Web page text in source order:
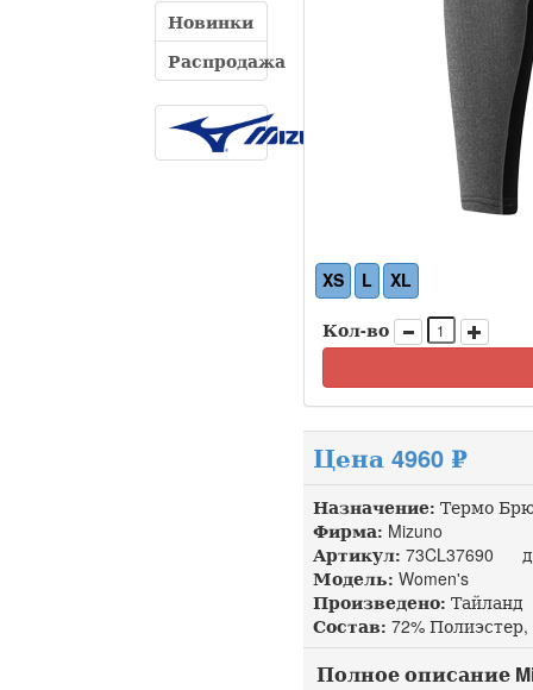
Новинки
Распродажа
XS L XL
Кол-во
Цена 4960 ₽
Назначение: Термо
Фирма: Mizuno
Артикул: 73CL37690
Модель: Women's
Произведено: Тайланд
Состав: 72%
Полное описание